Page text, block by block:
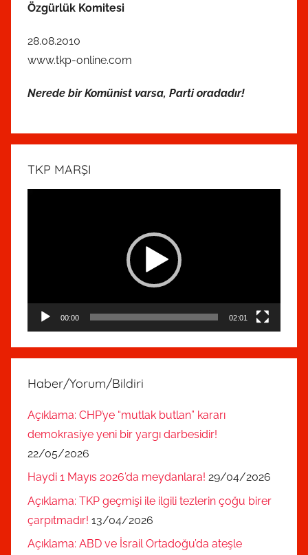
Özgürlük Komitesi
28.08.2010
www.tkp-online.com
Nerede bir Komünist varsa, Parti oradadır!
TKP MARŞI
00:00 02:01
Haber/Yorum/Bildiri
Açıklama: CHP’ye “mutlak butlan” kararı
demokrasiye yeni bir yargı darbesidir!
22/05/2026
Haydi 1 Mayıs 2026’da meydanlara! 29/04/2026
Açıklama: TKP geçmişi ile ilgili tezlerin çoğu birer
çarpıtmadır! 13/04/2026
Açıklama: ABD ve İsrail Ortadoğu’da ateşle